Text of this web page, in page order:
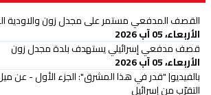
القصف المدفعي مستمر على مجدل زون والاودية
الأربعاء، 05 آب 2026
قصف مدفعي إسرائيلي يستهدف بلدة مجدل زون
الأربعاء، 05 آب 2026
بالفيديو| "قدر في هذا المشرق": الجزء الأول - عن
التقرّب من إسرائيل